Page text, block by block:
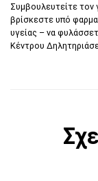
Συμβουλευτείτε τον
βρίσκεστε υπό
υγείας – να
Κέντρου